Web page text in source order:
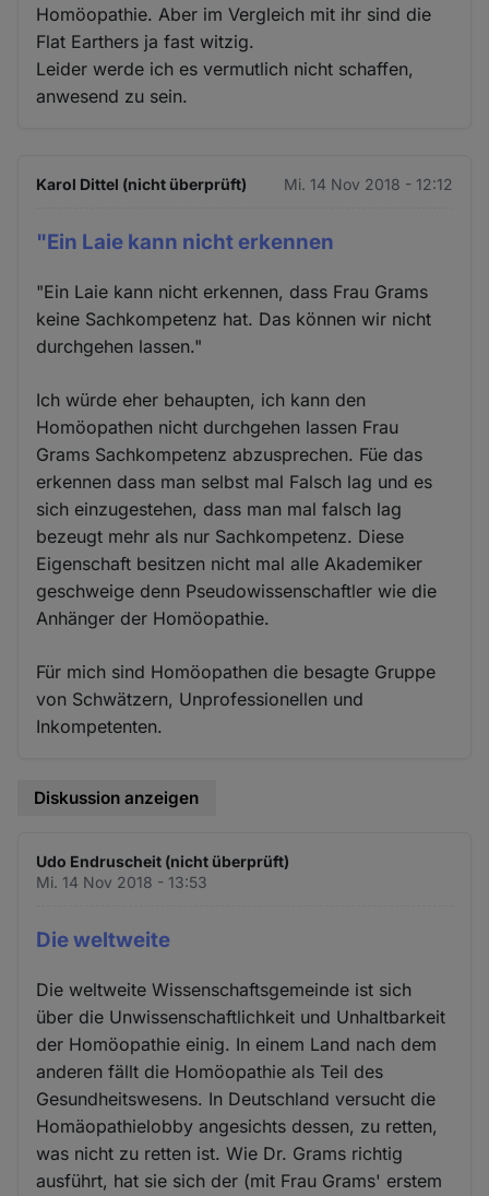
Homöopathie. Aber im Vergleich mit ihr sind die
Flat Earthers ja fast witzig.
Leider werde ich es vermutlich nicht schaffen,
anwesend zu sein.
Karol Dittel (nicht überprüft) Mi. 14 Nov 2018 - 12:12
"Ein Laie kann nicht erkennen
"Ein Laie kann nicht erkennen, dass Frau Grams
keine Sachkompetenz hat. Das können wir nicht
durchgehen lassen."
Ich würde eher behaupten, ich kann den
Homöopathen nicht durchgehen lassen Frau
Grams Sachkompetenz abzusprechen. Füe das
erkennen dass man selbst mal Falsch lag und es
sich einzugestehen, dass man mal falsch lag
bezeugt mehr als nur Sachkompetenz. Diese
Eigenschaft besitzen nicht mal alle Akademiker
geschweige denn Pseudowissenschaftler wie die
Anhänger der Homöopathie.
Für mich sind Homöopathen die besagte Gruppe
von Schwätzern, Unprofessionellen und
Inkompetenten.
Diskussion anzeigen
Udo Endruscheit (nicht überprüft)
Mi. 14 Nov 2018 - 13:53
Die weltweite
Die weltweite Wissenschaftsgemeinde ist sich
über die Unwissenschaftlichkeit und Unhaltbarkeit
der Homöopathie einig. In einem Land nach dem
anderen fällt die Homöopathie als Teil des
Gesundheitswesens. In Deutschland versucht die
Homäopathielobby angesichts dessen, zu retten,
was nicht zu retten ist. Wie Dr. Grams richtig
ausführt, hat sie sich der (mit Frau Grams' erstem